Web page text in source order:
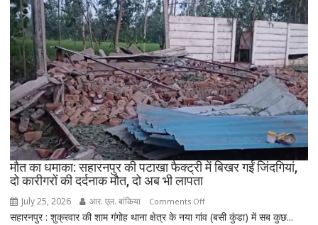
के
कारोबार
का
भंडाफोड़,
अमीनाबाद
में
5
दवा
पर
FIR
मौत का धमाका: सहारनपुर की पटाखा फैक्ट्री में बिखर गईं जिंदगियां,
दो कारीगरों की दर्दनाक मौत, दो अब भी लापता
July 25, 2026 आर. एल. बांकिया Comments Offon
मौत
सहारनपुर : शुक्रवार की शाम गंगोह थाना क्षेत्र के नया गांव (बसी कुंडा) में सब कुछ...